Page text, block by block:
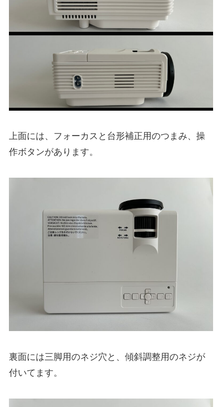
上面には、フォーカスと台形補正用のつまみ、操
作ボタンがあります。
裏面には三脚用のネジ穴と、傾斜調整用のネジが
付いてます。